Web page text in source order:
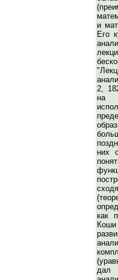
и
Его
2,
на
них
как